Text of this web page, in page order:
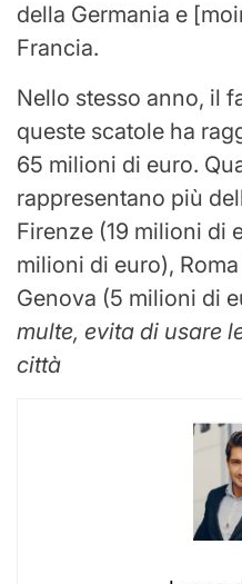
della Germania e
Francia.
Nello stesso anno, il
queste scatole ha
65 milioni di euro.
rappresentano più
Firenze (19 milioni di
milioni di euro),
Genova (5 milioni di
multe, evita di usare
città